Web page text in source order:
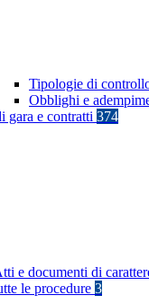
Tipologie di
Obblighi e
gara e contratti 374
e documenti di
le procedure 3